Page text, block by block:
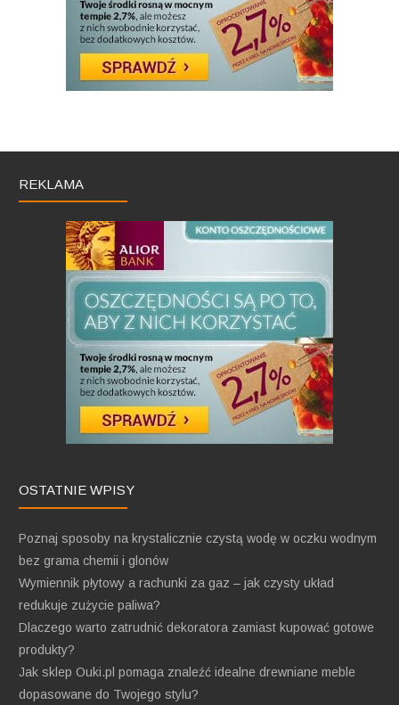
REKLAMA
OSTATNIE WPISY
Poznaj sposoby na krystalicznie czystą wodę w oczku wodnym
bez grama chemii i glonów
Wymiennik płytowy a rachunki za gaz – jak czysty układ
redukuje zużycie paliwa?
Dlaczego warto zatrudnić dekoratora zamiast kupować gotowe
produkty?
Jak sklep Ouki.pl pomaga znaleźć idealne drewniane meble
dopasowane do Twojego stylu?